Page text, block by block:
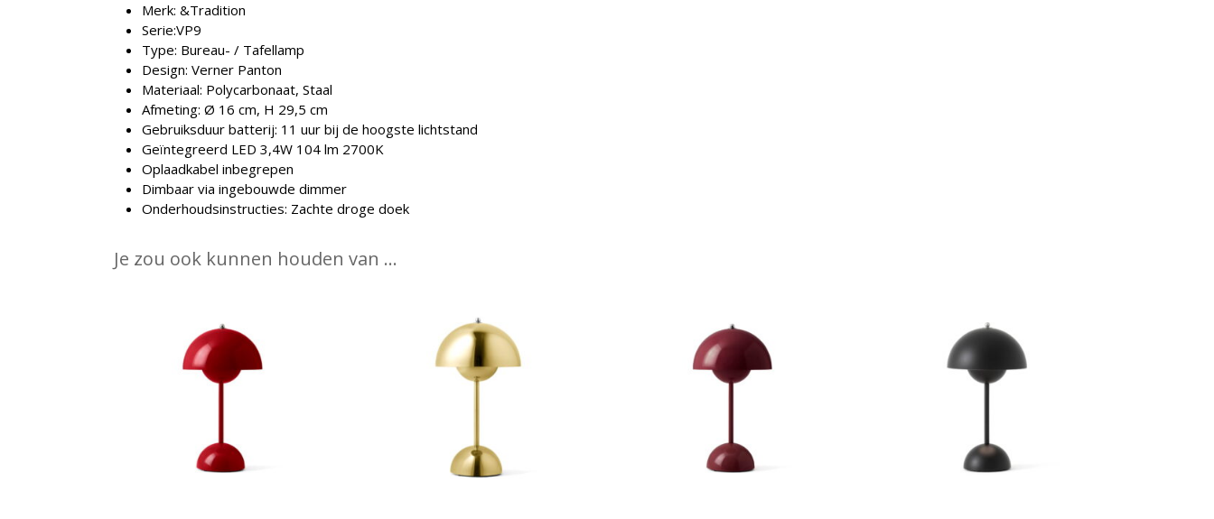
Merk: &Tradition
Serie:VP9
Type: Bureau- / Tafellamp
Design: Verner Panton
Materiaal: Polycarbonaat, Staal
Afmeting: Ø 16 cm, H 29,5 cm
Gebruiksduur batterij: 11 uur bij de hoogste lichtstand
Geïntegreerd LED 3,4W 104 lm 2700K
Oplaadkabel inbegrepen
Dimbaar via ingebouwde dimmer
Onderhoudsinstructies: Zachte droge doek
Je zou ook kunnen houden van …